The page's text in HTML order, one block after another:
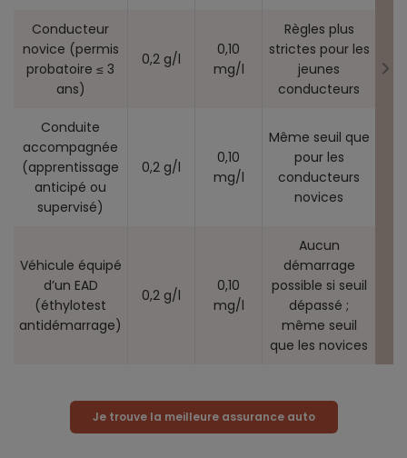
Conducteur
novice (permis
probatoire ≤ 3
ans)
0,2 g/l
0,10
mg/l
Règles plus
strictes pour les
jeunes
conducteurs
Conduite
accompagnée
(apprentissage
anticipé ou
supervisé)
0,2 g/l
0,10
mg/l
Même seuil que
pour les
conducteurs
novices
Véhicule équipé
d’un EAD
(éthylotest
antidémarrage)
0,2 g/l
0,10
mg/l
Aucun
démarrage
possible si seuil
dépassé ;
même seuil
que les novices
Je trouve la meilleure assurance auto